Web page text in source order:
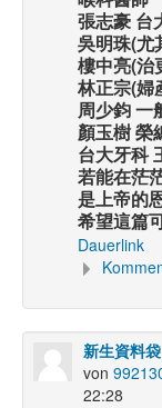
張志豪 台
吳明珠(尤
樓中亮(治
林正宗(婦
周少鈞 一
顏玉樹 榮
台大牙科
若能在茫
是上帝的
希望這篇
Dauerlink
新生資料袋
von
22:28